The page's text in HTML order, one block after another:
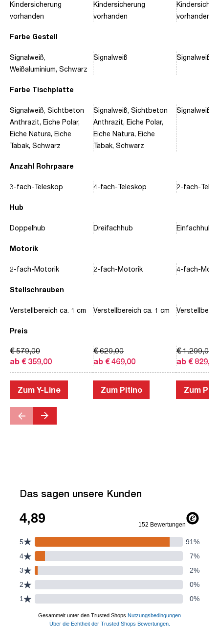
Farbe Gestell
Farbe Tischplatte
Anzahl Rohrpaare
Hub
Motorik
Stellschrauben
Preis
Kindersicherung
vorhanden
Signalweiß,
Weißaluminium, Schwarz
Signalweiß, Sichtbeton
Anthrazit, Eiche Polar,
Eiche Natura, Eiche
Tabak, Schwarz
3-fach-Teleskop
Doppelhub
2-fach-Motorik
Verstellbereich ca. 1 cm
ab € 359,00
€ 579,00
Zum Y-Line
Kindersicherung
vorhanden
Signalweiß
Signalweiß, Sichtbeton
Anthrazit, Eiche Polar,
Eiche Natura, Eiche
Tabak, Schwarz
4-fach-Teleskop
Dreifachhub
2-fach-Motorik
Verstellbereich ca. 1 cm
ab € 469,00
€ 629,00
Zum Pitino
vorhanden
Signalweiß,
Signalweiß,
2-fach-
Einfachhub
4-fach-
ab € 829,00
€ 1.299,00
Zum
Das sagen unsere Kunden